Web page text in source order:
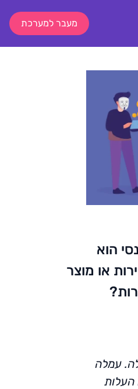
מעבר למערכת
הוא
או מוצר
עמלה
העלות